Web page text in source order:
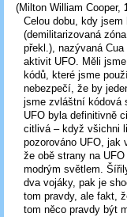
(Milton William Cooper,
Celou dobu, kdy
(demilitarizovaná
překl.), nazývaná
aktivit UFO. Měli
kódů, které jsme
nebezpečí, že by
jsme zvláštní kódová
UFO byla definitivně
citlivá – když všichni
pozorováno UFO, jak
že obě strany na
modrým světlem.
dva vojáky, pak je
tom pravdy, ale fakt,
tom něco pravdy být